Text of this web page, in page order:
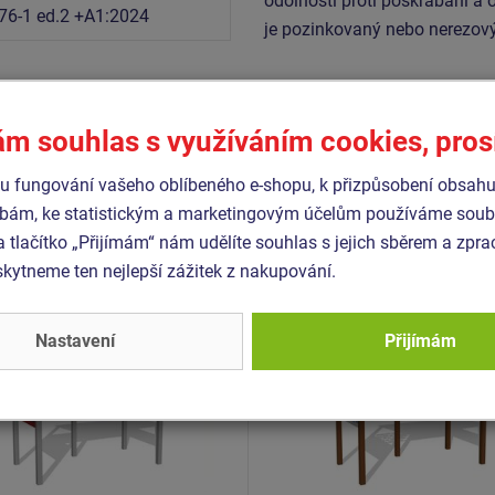
1 ed.2 +A1:2024
je pozinkovaný nebo
Podobnézboží
6404K-10
domeček - celokovový
Produkt - EDP-6406K-10
Edukační domeček -
souhlas s využíváním cookies,
fungování vašeho oblíbeného e-shopu, k přizpůsobení
ke statistickým a marketingovým účelům používáme
tlačítko „Přijímám“ nám udělíte souhlas s jejich sběrem a
ten nejlepší zážitek z nakupování.
Nastavení Přijímám